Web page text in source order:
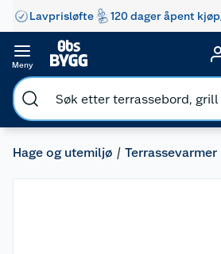
Lavprisløfte 120 dager åpent kjøp
Meny
Hage og utemiljø Terrassevarmer